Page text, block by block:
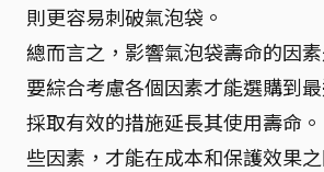
則更容易刺破氣泡袋。
總而言之，影響氣泡袋壽命的因
要綜合考慮各個因素才能選購到
採取有效的措施延長其使用壽命
些因素，才能在成本和保護效果